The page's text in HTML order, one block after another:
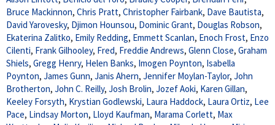
Bruce Mackinnon, Chris Pratt, Christopher Fairbank, Dave Bautista,
David Yarovesky, Djimon Hounsou, Dominic Grant, Douglas Robson,
Ekaterina Zalitko, Emily Redding, Emmett Scanlan, Enoch Frost, Enzo
Cilenti, Frank Gilhooley, Fred, Freddie Andrews, Glenn Close, Graham
Shiels, Gregg Henry, Helen Banks, Imogen Poynton, Isabella
Poynton, James Gunn, Janis Ahern, Jennifer Moylan-Taylor, John
Brotherton, John C. Reilly, Josh Brolin, Jozef Aoki, Karen Gillan,
Keeley Forsyth, Krystian Godlewski, Laura Haddock, Laura Ortiz, Lee
Pace, Lindsay Morton, Lloyd Kaufman, Marama Corlett, Max